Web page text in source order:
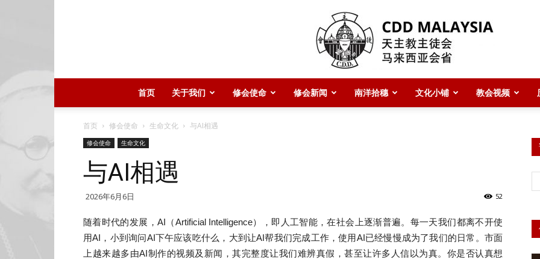
CDD
首页 关于我们 修会使命 修会新闻 南洋拾穗 文化小铺 教会视频
首页 修会使命 生命文化 与AI相遇
修会使命 生命文化
与AI相遇
2026年6月6日 52
随着时代的发展， AI （Artificial Intelligence）， 即 人工智能，在社会上逐渐普遍。 每一天我们都离不开使
用AI ，小到询问AI下午应该吃什么，大到让AI帮我们完成工作，使用AI已经慢慢成为了我们的日常。 市面
上越来越多由AI制作的视频及 新闻，其完整度让我们难辨真假，甚至让许多人信以为真。 你是否认真想